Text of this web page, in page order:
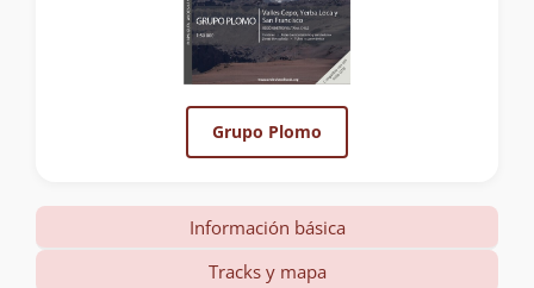
Grupo Plomo
Información básica
Tracks y mapa